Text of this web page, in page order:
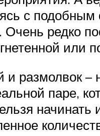
с
редко
и размолвок
паре,
начинать